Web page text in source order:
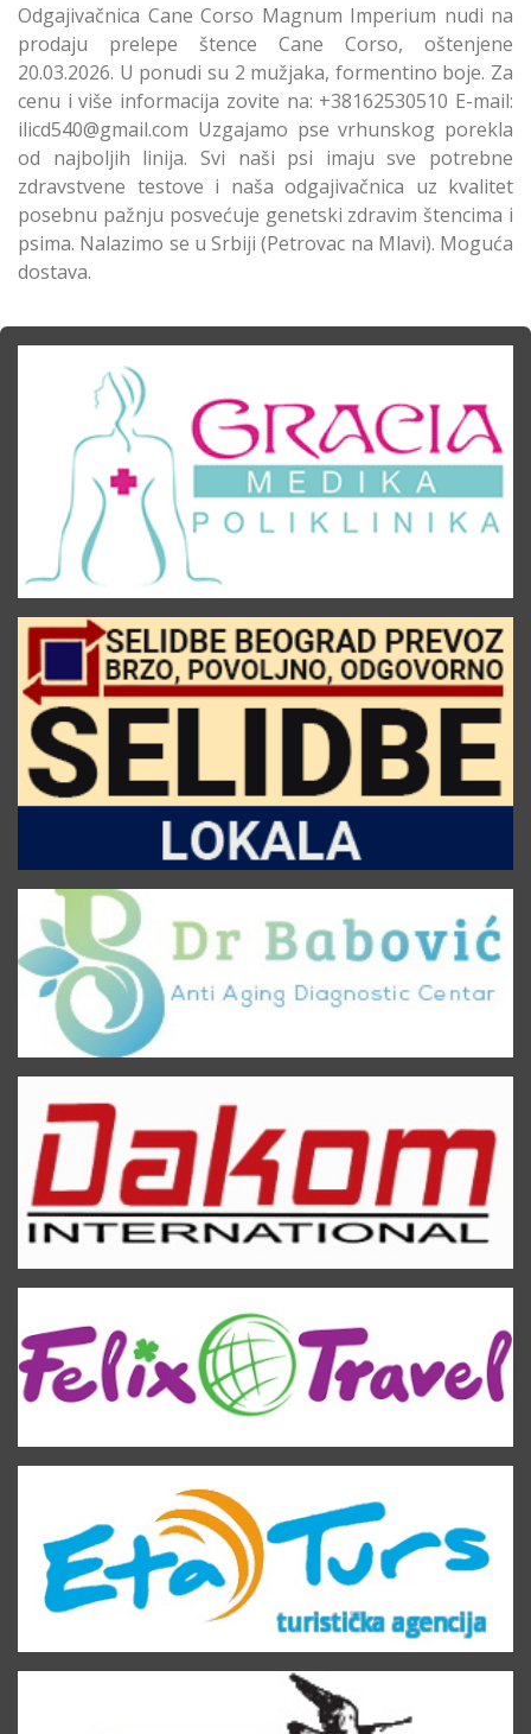
Odgajivačnica Cane Corso Magnum Imperium nudi na
prodaju prelepe štence Cane Corso, oštenjene
20.03.2026. U ponudi su 2 mužjaka, formentino boje. Za
cenu i više informacija zovite na: +38162530510 E-mail:
ilicd540@gmail.com Uzgajamo pse vrhunskog porekla
od najboljih linija. Svi naši psi imaju sve potrebne
zdravstvene testove i naša odgajivačnica uz kvalitet
posebnu pažnju posvećuje genetski zdravim štencima i
psima. Nalazimo se u Srbiji (Petrovac na Mlavi). Moguća
dostava.